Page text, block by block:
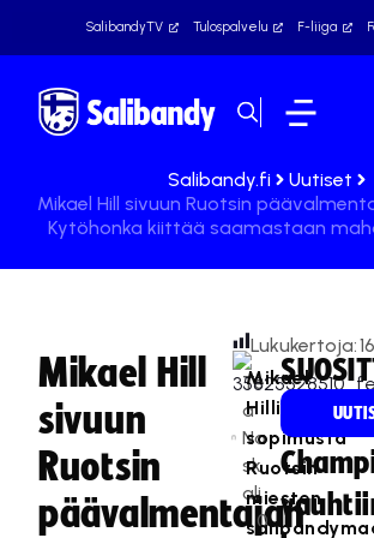
SalibandyTV Tulospalvelu F-liiga
Salibandy.fi
Uutiset
Mikael Hill sivuun Ruotsin
Kytöhonka kiittää saamastaan
Mikael Hill
sivuun
Ruotsin
päävalmentajan
Te
a
Na
sk
ali
0
Lukukertoja:
Mikael
Hillin
sopimusta
Ruotsin
miesten